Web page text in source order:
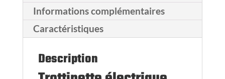
Informations complémentaires
Caractéristiques
Description